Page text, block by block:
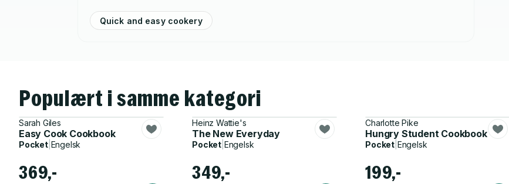
Quick and easy cookery
Populært i samme kategori
Sarah Giles
Easy Cook Cookbook
Pocket| Engelsk
369,-
Heinz Wattie's
The New Everyday
Pocket| Engelsk
349,-
Charlotte Pike
Hungry Student Cookbook
Pocket Engelsk
199,-